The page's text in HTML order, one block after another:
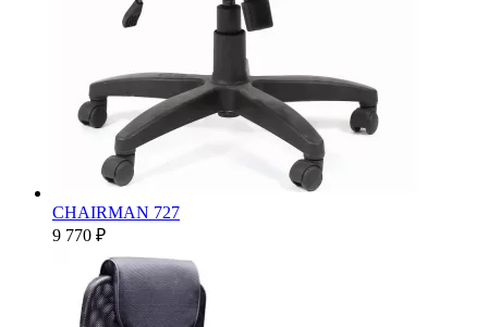
CHAIRMAN 727
9 770 ₽